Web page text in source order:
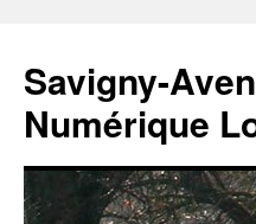
Savigny-
Numérique